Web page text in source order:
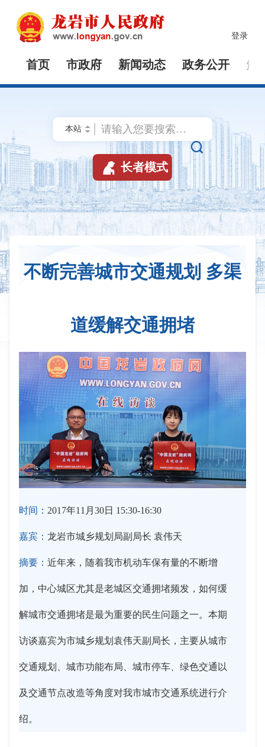
登录
首页 市政府 新闻动态 政务公开 解

 长者模式
不断完善城市交通规划 多渠
道缓解交通拥堵
时间： 2017年11月30日 15:30-16:30
嘉宾： 龙岩市城乡规划局副局长 袁伟天
摘要： 近年来，随着我市机动车保有量的不断增
加，中心城区尤其是老城区交通拥堵频发，如何缓
解城市交通拥堵是最为重要的民生问题之一。本期
访谈嘉宾为市城乡规划袁伟天副局长，主要从城市
交通规划、城市功能布局、城市停车、绿色交通以
及交通节点改造等角度对我市城市交通系统进行介
绍。